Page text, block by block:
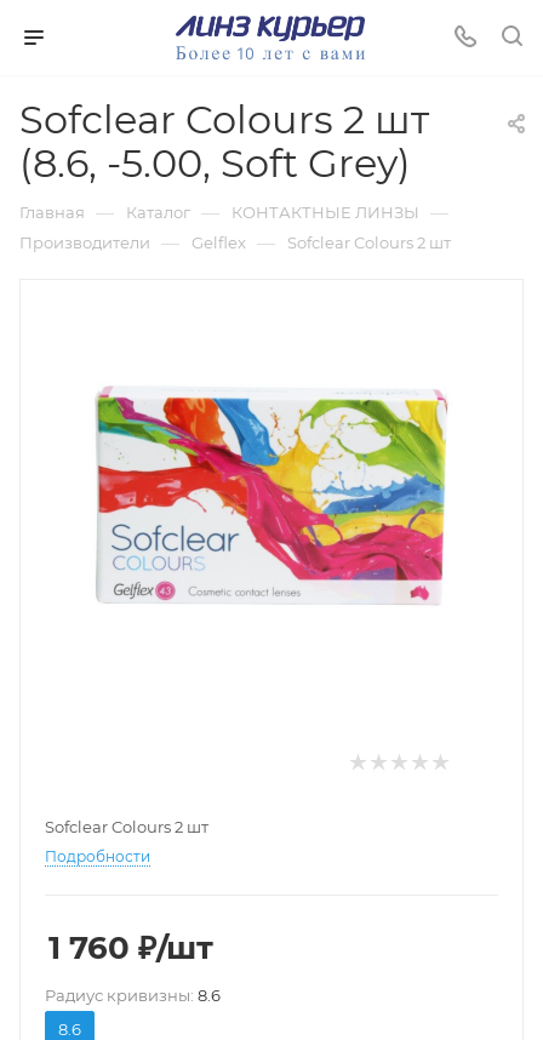
Sofclear Colours 2 шт
(8.6, -5.00, Soft Grey)
Главная — Каталог — КОНТАКТНЫЕ ЛИНЗЫ —
Производители — Gelflex — Sofclear Colours 2 шт
Sofclear Colours 2 шт
Подробности
1 760 ₽/шт
Pадиус кривизны: 8.6
8.6